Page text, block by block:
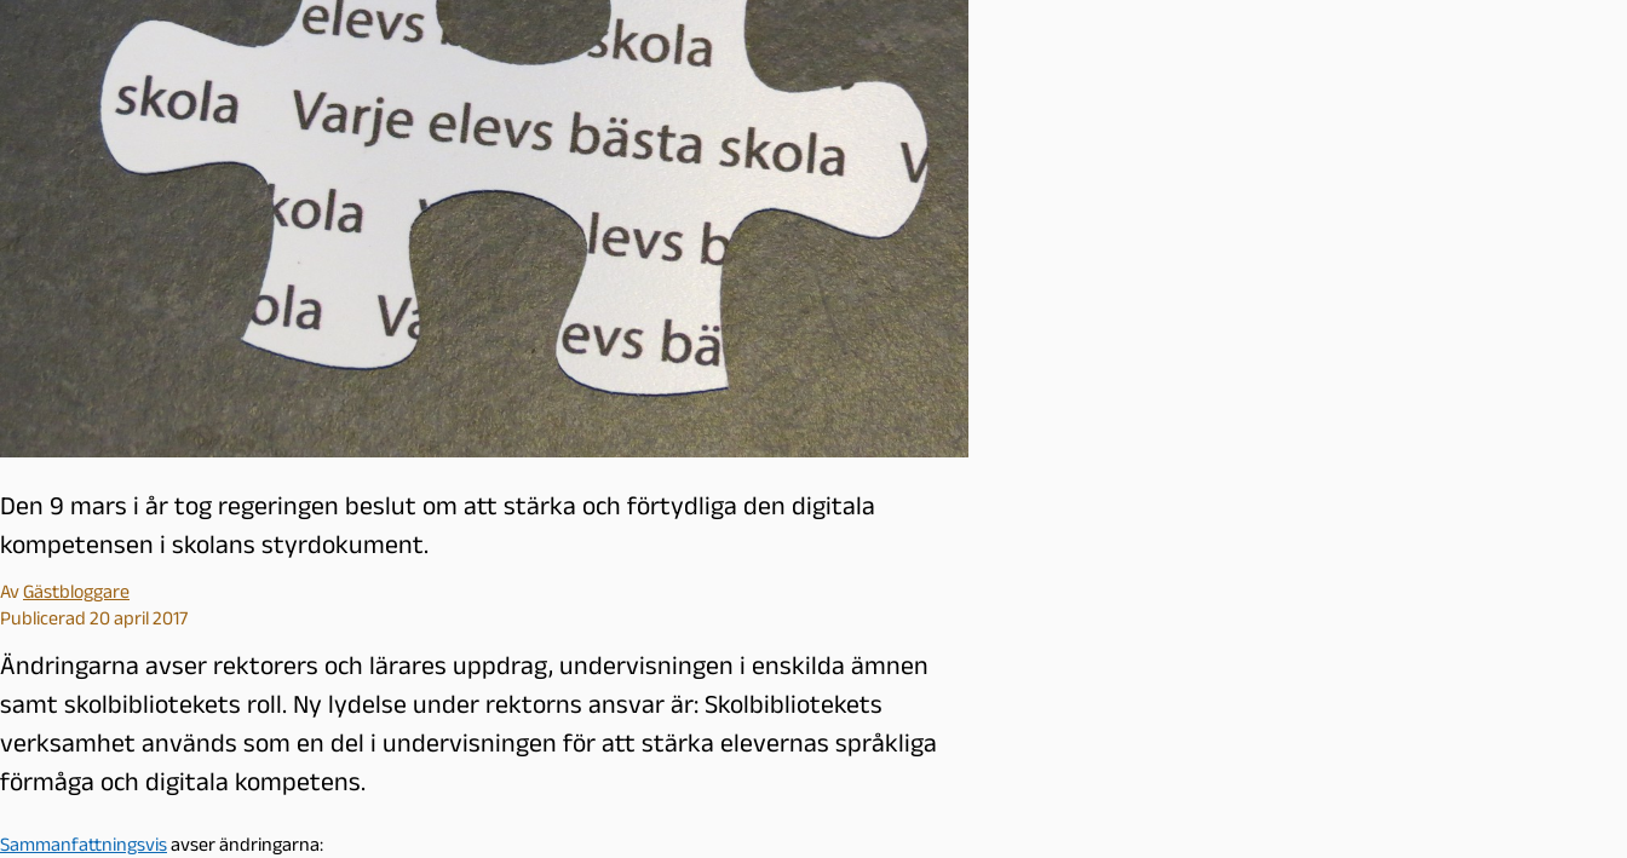
Den 9 mars i år tog regeringen beslut om att stärka och förtydliga den digitala
kompetensen i skolans styrdokument.
AvGästbloggare
Publicerad 20 april 2017
Ändringarna avser rektorers och lärares uppdrag, undervisningen i enskilda ämnen
samt skolbibliotekets roll. Ny lydelse under rektorns ansvar är: Skolbibliotekets
verksamhet används som en del i undervisningen för att stärka elevernas språkliga
förmåga och digitala kompetens.
Sammanfattningsvisavser ändringarna: